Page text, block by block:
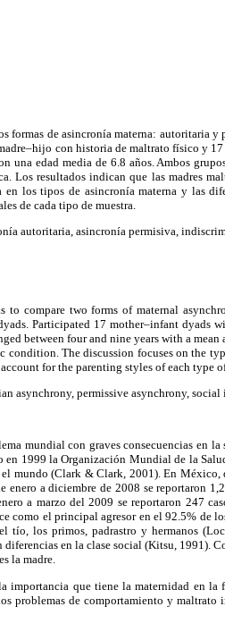
formas de asincronía materna: autoritaria
con historia de maltrato físico y
una edad media de 6.8 años. Ambos
Los resultados indican que las madres
los tipos de asincronía materna y las
de cada tipo de muestra.
autoritaria, asincronía permisiva,
to compare two forms of maternal
Participated 17 mother–infant dyads
between four and nine years with a
condition. The discussion focuses on the
for the parenting styles of each type
asynchrony, permissive asynchrony,
mundial con graves consecuencias en
en 1999 la Organización Mundial de la
mundo (Clark & Clark, 2001). En
a diciembre de 2008 se reportaron
a marzo del 2009 se reportaron 247
como el principal agresor en el 92.5% de
tío, los primos, padrastro y hermanos
diferencias en la clase social (Kitsu, 1991).
la madre.
importancia que tiene la maternidad en
problemas de comportamiento y